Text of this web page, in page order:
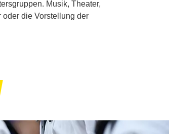
Musik, Theater,
die Vorstellung der